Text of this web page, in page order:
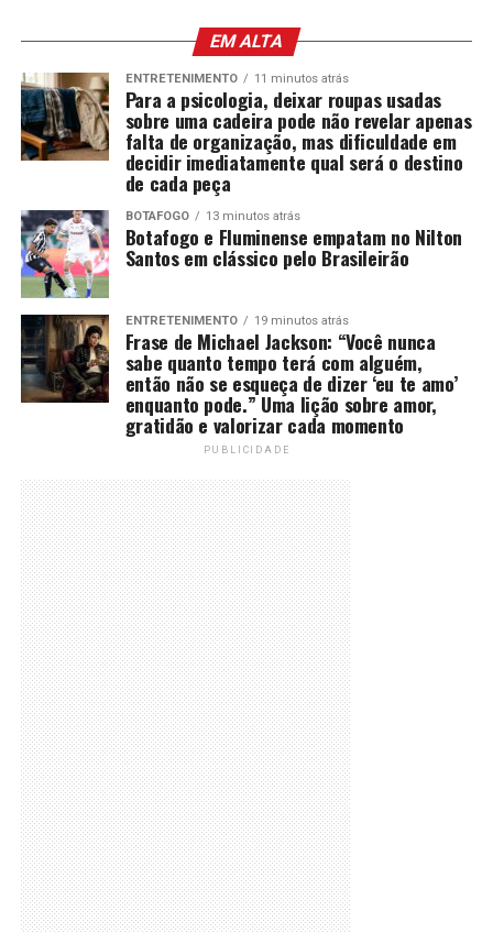
EM ALTA
ENTRETENIMENTO 11 minutos atrás
Para a psicologia, deixar roupas usadas
sobre uma cadeira pode não revelar apenas
falta de organização, mas dificuldade em
decidir imediatamente qual será o destino
de cada peça
BOTAFOGO 13 minutos atrás
Botafogo e Fluminense empatam no Nilton
Santos em clássico pelo Brasileirão
ENTRETENIMENTO 19 minutos atrás
Frase de Michael Jackson: “Você nunca
sabe quanto tempo terá com alguém,
então não se esqueça de dizer ‘eu te amo’
enquanto pode.” Uma lição sobre amor,
gratidão e valorizar cada momento
PUBLICIDADE